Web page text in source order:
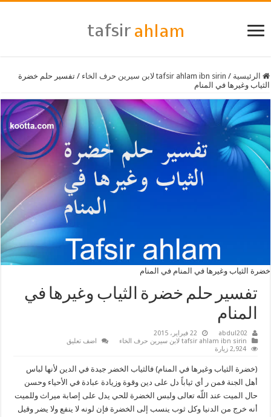
الرئيسية / tafsir ahlam ibn sirin لابن سيرين حرف الخاء / تفسير حلم خضرة
الثياب وغيرها في المنام
خضرة الثياب وغيرها في المنام في المنام
تفسير حلم خضرة الثياب وغيرها في
المنام
abdul202
22 فبراير، 2015
tafsir ahlam ibn sirin لابن سيرين حرف الخاء
اضف تعليق
2,924 زيارة
(خضرة الثياب وغيرها في المنام) فالثياب الخضر جيدة في الدين لأنها لباس
أهل الجنة فمن ر أي ثياباً دل على دين وقوة وزيادة عبادة في الأحياء وحسن
حال الميت عند اللّه تعالى ولبس الخضرة للحي يدل على إصابة ميراث وللميت
أنه خرج من الدنيا وكل ثوب ينسب إلى الخضرة فإن لونه لا ينفع ولا يضر وقيل